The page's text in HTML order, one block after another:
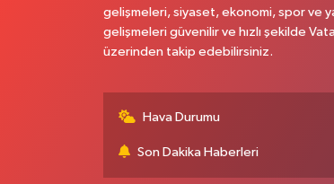
gelişmeleri, siyaset, ekonomi, spor ve
gelişmeleri güvenilir ve hızlı şekilde
üzerinden takip edebilirsiniz.
Hava Durumu
Son Dakika Haberleri